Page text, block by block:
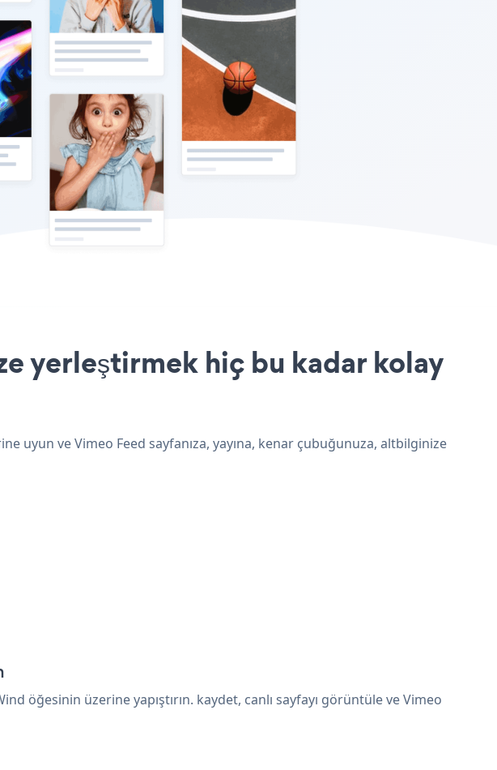
yerleştirmek hiç bu kadar kolay
uyun ve Vimeo Feed sayfanıza, yayına, kenar çubuğunuza, altbilginize
öğesinin üzerine yapıştırın. kaydet, canlı sayfayı görüntüle ve Vimeo